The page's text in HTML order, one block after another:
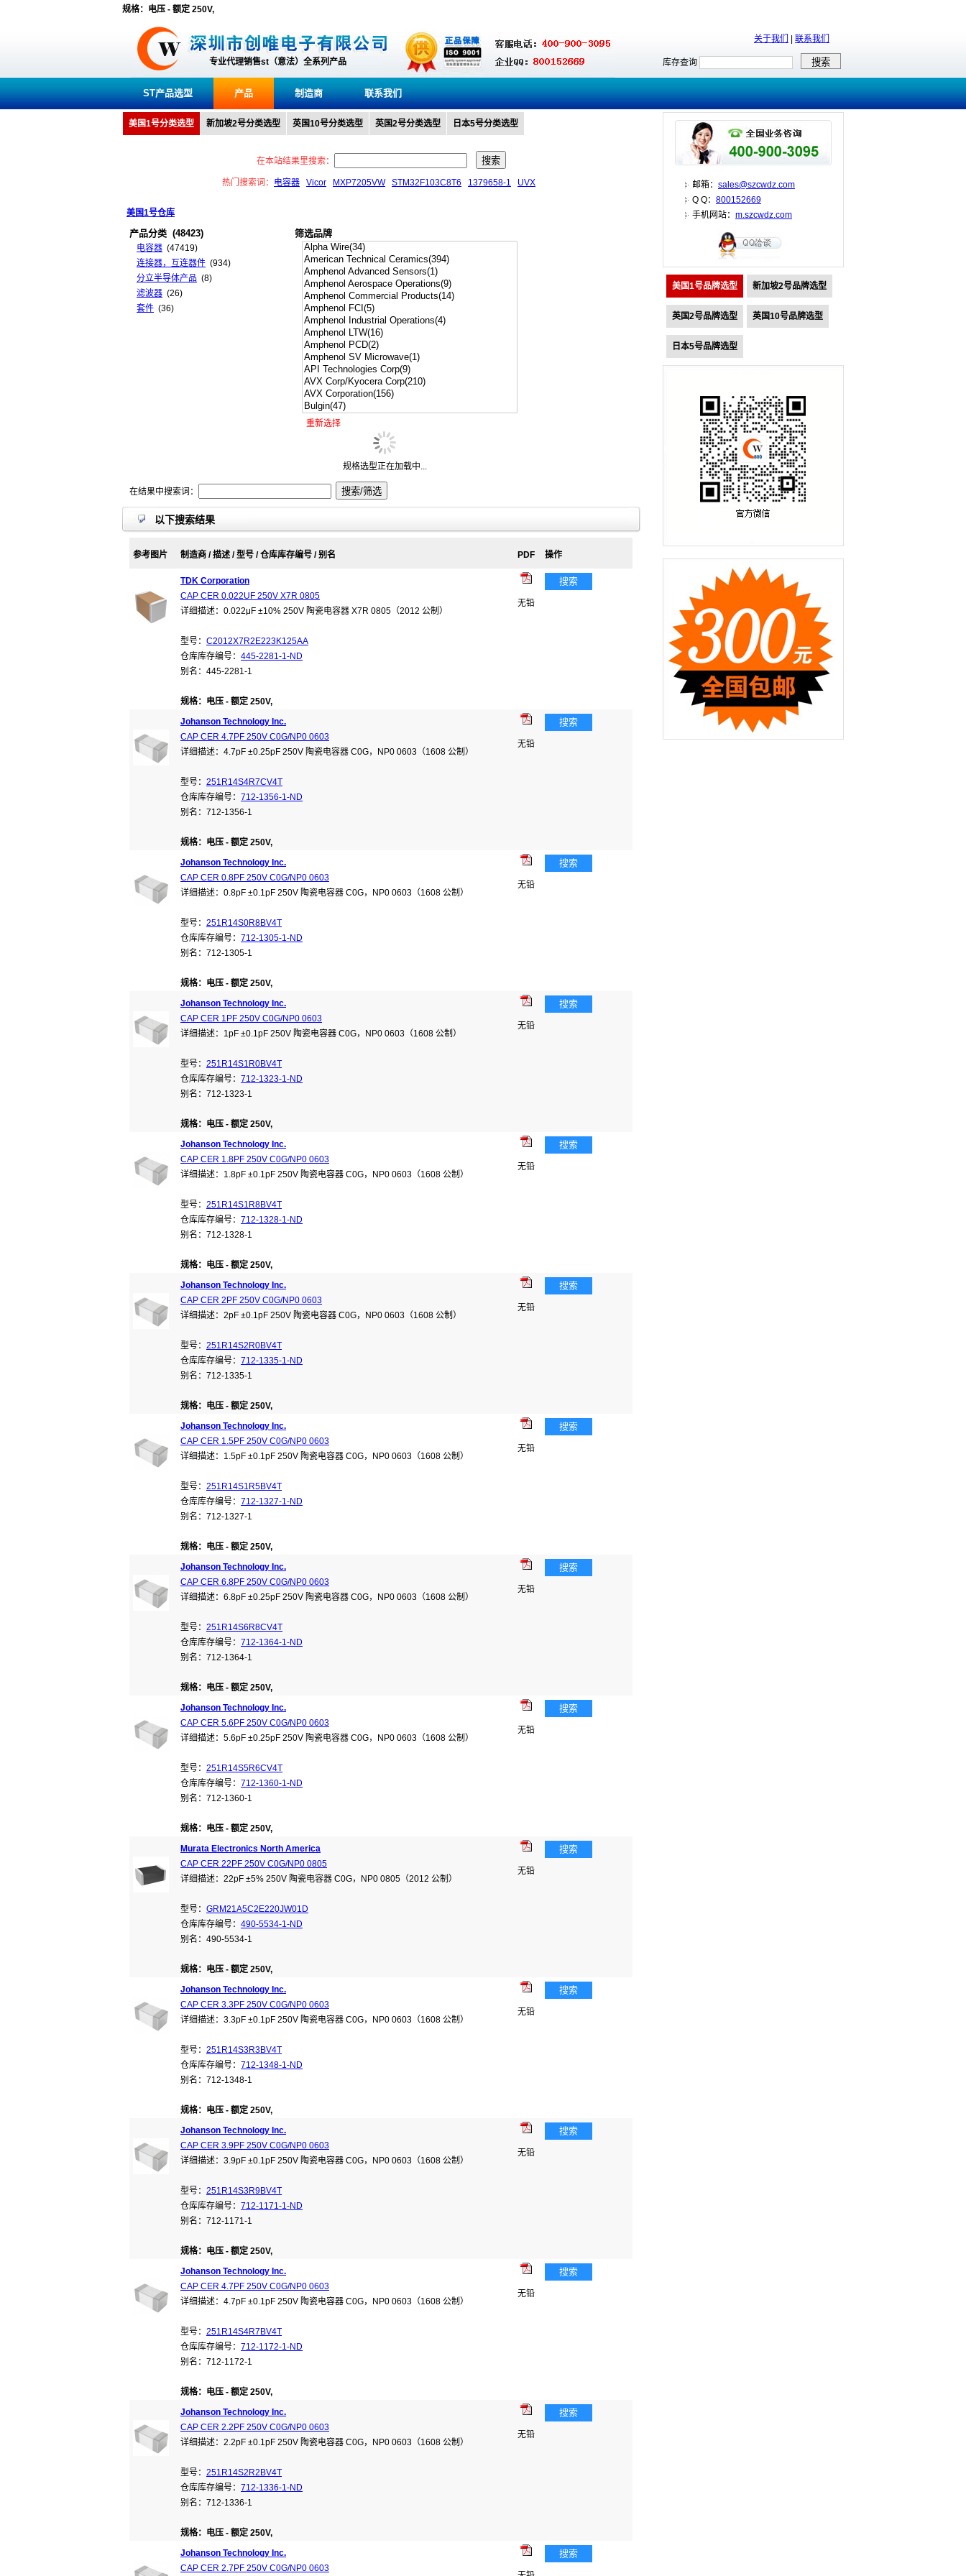
规格：电压 - 额定 250V,
专业代理销售st（意法）全系列产品
关于我们 联系我们
库存查询
ST产品选型 产品 制造商 联系我们
美国1号分类选型 新加坡2号分类选型 英国10号分类选型 英国2号分类选型 日本5号分类选型
在本站结果里搜索：
热门搜索词： 电容器 Vicor MXP7205VW STM32F103C8T6 1379658-1 UVX
美国1号仓库
产品分类 (48423)
电容器 (47419)
连接器，互连器件 (934)
分立半导体产品 (8)
滤波器 (26)
套件 (36)
筛选品牌
重新选择
规格选型正在加载中...
在结果中搜索词：
以下搜索结果
参考图片 制造商 / 描述 / 型号 / 仓库库存编号 / 别名 PDF 操作
TDK Corporation
CAP CER 0.022UF 250V X7R 0805
详细描述：0.022μF ±10% 250V 陶瓷电容器 X7R 0805（2012 公制）
型号： C2012X7R2E223K125AA
仓库库存编号： 445-2281-1-ND
别名：445-2281-1
规格：电压 - 额定 250V,
无铅
搜索
Johanson Technology Inc.
CAP CER 4.7PF 250V C0G/NP0 0603
详细描述：4.7pF ±0.25pF 250V 陶瓷电容器 C0G，NP0 0603（1608 公制）
型号： 251R14S4R7CV4T
仓库库存编号： 712-1356-1-ND
别名：712-1356-1
规格：电压 - 额定 250V,
无铅
搜索
Johanson Technology Inc.
CAP CER 0.8PF 250V C0G/NP0 0603
详细描述：0.8pF ±0.1pF 250V 陶瓷电容器 C0G，NP0 0603（1608 公制）
型号： 251R14S0R8BV4T
仓库库存编号： 712-1305-1-ND
别名：712-1305-1
规格：电压 - 额定 250V,
无铅
搜索
Johanson Technology Inc.
CAP CER 1PF 250V C0G/NP0 0603
详细描述：1pF ±0.1pF 250V 陶瓷电容器 C0G，NP0 0603（1608 公制）
型号： 251R14S1R0BV4T
仓库库存编号： 712-1323-1-ND
别名：712-1323-1
规格：电压 - 额定 250V,
无铅
搜索
Johanson Technology Inc.
CAP CER 1.8PF 250V C0G/NP0 0603
详细描述：1.8pF ±0.1pF 250V 陶瓷电容器 C0G，NP0 0603（1608 公制）
型号： 251R14S1R8BV4T
仓库库存编号： 712-1328-1-ND
别名：712-1328-1
规格：电压 - 额定 250V,
无铅
搜索
Johanson Technology Inc.
CAP CER 2PF 250V C0G/NP0 0603
详细描述：2pF ±0.1pF 250V 陶瓷电容器 C0G，NP0 0603（1608 公制）
型号： 251R14S2R0BV4T
仓库库存编号： 712-1335-1-ND
别名：712-1335-1
规格：电压 - 额定 250V,
无铅
搜索
Johanson Technology Inc.
CAP CER 1.5PF 250V C0G/NP0 0603
详细描述：1.5pF ±0.1pF 250V 陶瓷电容器 C0G，NP0 0603（1608 公制）
型号： 251R14S1R5BV4T
仓库库存编号： 712-1327-1-ND
别名：712-1327-1
规格：电压 - 额定 250V,
无铅
搜索
Johanson Technology Inc.
CAP CER 6.8PF 250V C0G/NP0 0603
详细描述：6.8pF ±0.25pF 250V 陶瓷电容器 C0G，NP0 0603（1608 公制）
型号： 251R14S6R8CV4T
仓库库存编号： 712-1364-1-ND
别名：712-1364-1
规格：电压 - 额定 250V,
无铅
搜索
Johanson Technology Inc.
CAP CER 5.6PF 250V C0G/NP0 0603
详细描述：5.6pF ±0.25pF 250V 陶瓷电容器 C0G，NP0 0603（1608 公制）
型号： 251R14S5R6CV4T
仓库库存编号： 712-1360-1-ND
别名：712-1360-1
规格：电压 - 额定 250V,
无铅
搜索
Murata Electronics North America
CAP CER 22PF 250V C0G/NP0 0805
详细描述：22pF ±5% 250V 陶瓷电容器 C0G，NP0 0805（2012 公制）
型号： GRM21A5C2E220JW01D
仓库库存编号： 490-5534-1-ND
别名：490-5534-1
规格：电压 - 额定 250V,
无铅
搜索
Johanson Technology Inc.
CAP CER 3.3PF 250V C0G/NP0 0603
详细描述：3.3pF ±0.1pF 250V 陶瓷电容器 C0G，NP0 0603（1608 公制）
型号： 251R14S3R3BV4T
仓库库存编号： 712-1348-1-ND
别名：712-1348-1
规格：电压 - 额定 250V,
无铅
搜索
Johanson Technology Inc.
CAP CER 3.9PF 250V C0G/NP0 0603
详细描述：3.9pF ±0.1pF 250V 陶瓷电容器 C0G，NP0 0603（1608 公制）
型号： 251R14S3R9BV4T
仓库库存编号： 712-1171-1-ND
别名：712-1171-1
规格：电压 - 额定 250V,
无铅
搜索
Johanson Technology Inc.
CAP CER 4.7PF 250V C0G/NP0 0603
详细描述：4.7pF ±0.1pF 250V 陶瓷电容器 C0G，NP0 0603（1608 公制）
型号： 251R14S4R7BV4T
仓库库存编号： 712-1172-1-ND
别名：712-1172-1
规格：电压 - 额定 250V,
无铅
搜索
Johanson Technology Inc.
CAP CER 2.2PF 250V C0G/NP0 0603
详细描述：2.2pF ±0.1pF 250V 陶瓷电容器 C0G，NP0 0603（1608 公制）
型号： 251R14S2R2BV4T
仓库库存编号： 712-1336-1-ND
别名：712-1336-1
规格：电压 - 额定 250V,
无铅
搜索
Johanson Technology Inc.
CAP CER 2.7PF 250V C0G/NP0 0603
搜索
邮箱： sales@szcwdz.com
Q Q： 800152669
手机网站： m.szcwdz.com
美国1号品牌选型 新加坡2号品牌选型
英国2号品牌选型 英国10号品牌选型
日本5号品牌选型